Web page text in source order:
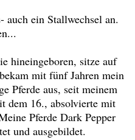
auch ein Stallwechsel an.
hineingeboren, sitze auf
mit fünf Jahren mein
Pferde aus, seit meinem
dem 16., absolvierte mit
Pferde Dark Pepper
und ausgebildet.